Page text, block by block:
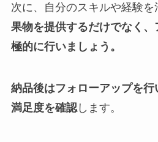
次に、自分のスキルや経験を
果物を提供するだけでなく
極的に行いましょう。
納品後はフォローアップを
満足度を確認します。